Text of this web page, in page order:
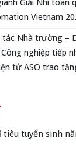
Vietnam
Nhà trường –
nghiệp tiếp
tử ASO trao
tiêu tuyển sinh